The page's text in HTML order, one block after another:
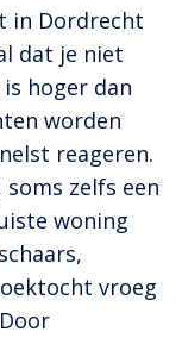
in Dordrecht
dat je niet
hoger dan
worden
reageren.
zelfs een
woning
vroeg